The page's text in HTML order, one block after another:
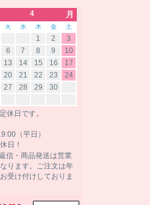
4 月
火 水 木 金 土
1 2
3
6 7 8 9
10
13 14 15 16
17
20 21 22 23
24
27 28 29 30
休日です。
（平日）
日！
信・商品発送は営業
ります。ご注文は年
受け付けしておりま